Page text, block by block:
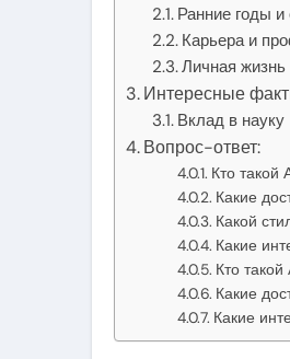
Ранние годы и
Карьера и
Личная жизнь
Интересные
Вклад в науку
Вопрос-ответ:
Кто такой
Какие
Какой
Какие
Кто
Какие
Какие